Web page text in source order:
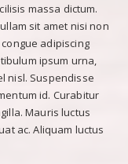
massa dictum.
sit amet nisi non
adipiscing
ipsum urna,
nisl. Suspendisse
id. Curabitur
Mauris luctus
ac. Aliquam luctus